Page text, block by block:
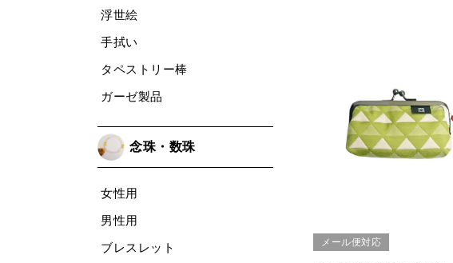
浮世絵
手拭い
タペストリー棒
ガーゼ製品
念珠・数珠
女性用
男性用
ブレスレット
メール便対応